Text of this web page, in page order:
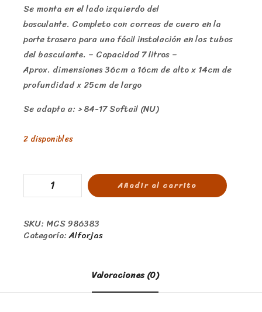
Se monta en el lado izquierdo del
basculante. Completo con correas de cuero en la
parte trasera para una fácil instalación en los tubos
del basculante. – Capacidad 7 litros –
Aprox. dimensiones 36cm a 16cm de alto x 14cm de
profundidad x 25cm de largo
Se adapta a: > 84-17 Softail (NU)
2 disponibles
Añadir al carrito
SKU: MCS 986383
Categoría:Alforjas
Valoraciones (0)